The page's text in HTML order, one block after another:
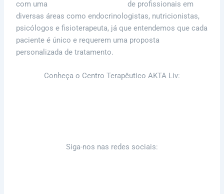
com uma
de profissionais em
diversas áreas como endocrinologistas, nutricionistas,
psicólogos e fisioterapeuta, já que entendemos que cada
paciente é único e requerem uma proposta
personalizada de tratamento.
Conheça o Centro Terapêutico AKTA Liv:
Siga-nos nas redes sociais: